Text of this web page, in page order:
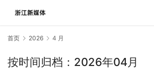
首页 2026 4 月
按时间归档：2026年04月